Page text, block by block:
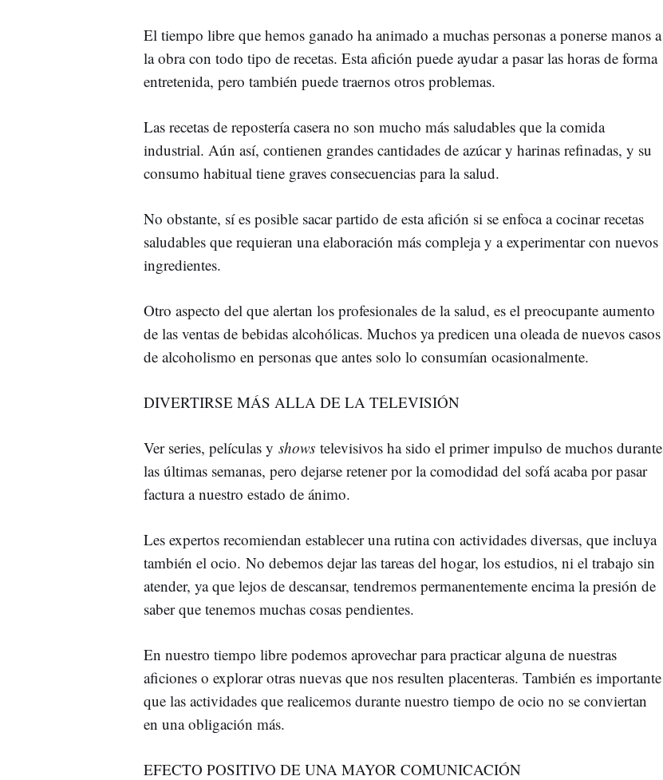
El tiempo libre que hemos ganado ha animado a muchas personas a ponerse manos a
la obra con todo tipo de recetas. Esta afición puede ayudar a pasar las horas de forma
entretenida, pero también puede traernos otros problemas.
Las recetas de repostería casera no son mucho más saludables que la comida
industrial. Aún así, contienen grandes cantidades de azúcar y harinas refinadas, y su
consumo habitual tiene graves consecuencias para la salud.
No obstante, sí es posible sacar partido de esta afición si se enfoca a cocinar recetas
saludables que requieran una elaboración más compleja y a experimentar con nuevos
ingredientes.
Otro aspecto del que alertan los profesionales de la salud, es el preocupante aumento
de las ventas de bebidas alcohólicas. Muchos ya predicen una oleada de nuevos casos
de alcoholismo en personas que antes solo lo consumían ocasionalmente.
DIVERTIRSE MÁS ALLA DE LA TELEVISIÓN
Ver series, películas y shows televisivos ha sido el primer impulso de muchos durante
las últimas semanas, pero dejarse retener por la comodidad del sofá acaba por pasar
factura a nuestro estado de ánimo.
Les expertos recomiendan establecer una rutina con actividades diversas, que incluya
también el ocio. No debemos dejar las tareas del hogar, los estudios, ni el trabajo sin
atender, ya que lejos de descansar, tendremos permanentemente encima la presión de
saber que tenemos muchas cosas pendientes.
En nuestro tiempo libre podemos aprovechar para practicar alguna de nuestras
aficiones o explorar otras nuevas que nos resulten placenteras. También es importante
que las actividades que realicemos durante nuestro tiempo de ocio no se conviertan
en una obligación más.
EFECTO POSITIVO DE UNA MAYOR COMUNICACIÓN